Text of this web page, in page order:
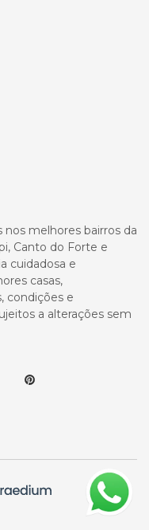
melhores bairros da
Canto do Forte e
cuidadosa e
casas,
condições e
a alterações sem
Pinterest